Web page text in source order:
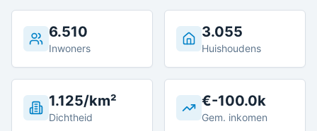
6.510
Inwoners
3.055
Huishoudens
1.125/km²
Dichtheid
€-100.0k
Gem. inkomen